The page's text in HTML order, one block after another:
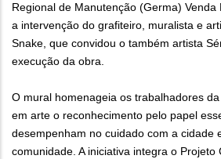
Regional de Manutenção (Germa) Venda
a intervenção do grafiteiro, muralista e
Snake, que convidou o também artista
execução da obra.
O mural homenageia os trabalhadores
em arte o reconhecimento pelo papel
desempenham no cuidado com a cidade
comunidade. A iniciativa integra o Projeto